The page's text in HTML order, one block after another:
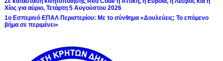
Χίος για αύριο, Τετάρτη 5 Αυγούστου 2026
1ο Εσπερινό ΕΠΑΛ Περιστερίου: Με το σύνθημα «Δουλεύεις; Το επόμενο
βήμα σε περιμένει»